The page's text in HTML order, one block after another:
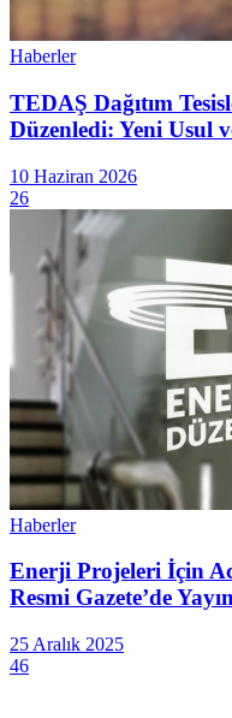
Haberler
TEDAŞ Dağıtım
Düzenledi: Yeni Usul
10 Haziran 2026
26
Haberler
Enerji Projeleri İçin
Resmi Gazete’de
25 Aralık 2025
46